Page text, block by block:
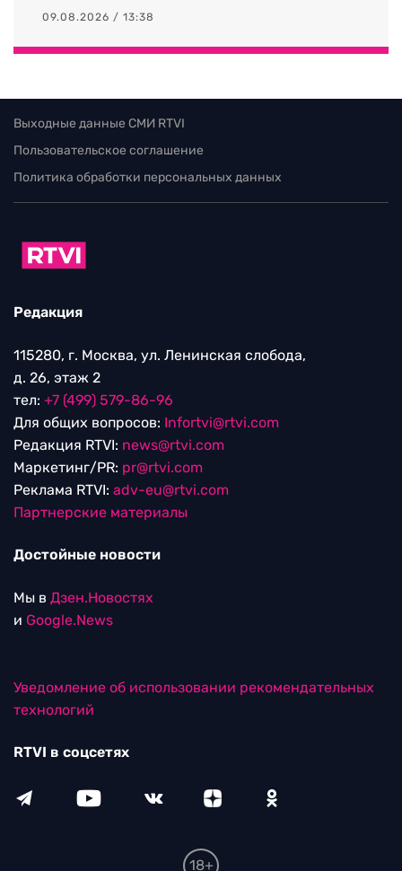
09.08.2026 / 13:38
Выходные данные СМИ RTVI
Пользовательское соглашение
Политика обработки персональных данных
Редакция
115280, г. Москва, ул. Ленинская слобода,
д. 26, этаж 2
тел: +7 (499) 579-86-96
Для общих вопросов: Infortvi@rtvi.com
Редакция RTVI: news@rtvi.com
Маркетинг/PR: pr@rtvi.com
Реклама RTVI: adv-eu@rtvi.com
Партнерские материалы
Достойные новости
Мы в Дзен.Новостях
и Google.News
Уведомление об использовании рекомендательных
технологий
RTVI в соцсетях
18+